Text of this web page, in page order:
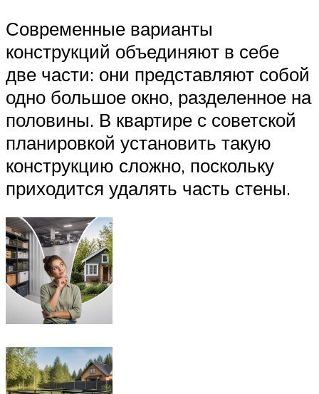
Современные варианты
конструкций объединяют в себе
две части: они представляют собой
одно большое окно, разделенное на
половины. В квартире с советской
планировкой установить такую
конструкцию сложно, поскольку
приходится удалять часть стены.